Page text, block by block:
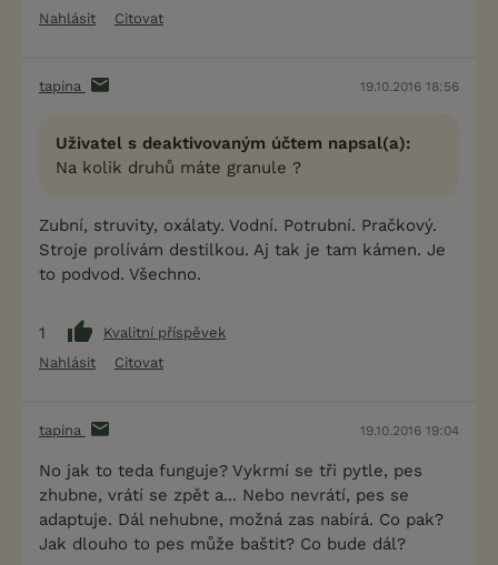
Nahlásit
Citovat
tapina 19.10.2016 18:56
Uživatel s deaktivovaným účtem napsal(a):
Na kolik druhů máte granule ?
Zubní, struvity, oxálaty. Vodní. Potrubní. Pračkový.
Stroje prolívám destilkou. Aj tak je tam kámen. Je
to podvod. Všechno.
1
Kvalitní příspěvek
Nahlásit
Citovat
tapina 19.10.2016 19:04
No jak to teda funguje? Vykrmí se tři pytle, pes
zhubne, vrátí se zpět a... Nebo nevrátí, pes se
adaptuje. Dál nehubne, možná zas nabírá. Co pak?
Jak dlouho to pes může baštit? Co bude dál?